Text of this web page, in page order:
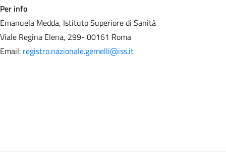
Per info
Emanuela Medda, Istituto Superiore di Sanità
Viale Regina Elena, 299- 00161 Roma
Email: registro.nazionale.gemelli@iss.it